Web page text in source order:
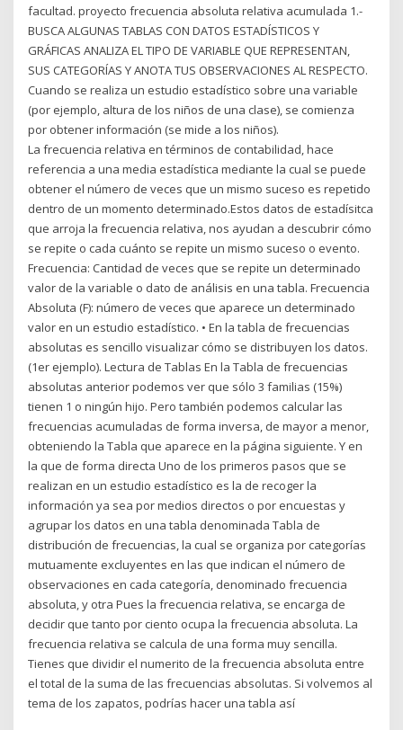
facultad. proyecto frecuencia absoluta relativa acumulada 1.-
BUSCA ALGUNAS TABLAS CON DATOS ESTADÍSTICOS Y
GRÁFICAS ANALIZA EL TIPO DE VARIABLE QUE REPRESENTAN,
SUS CATEGORÍAS Y ANOTA TUS OBSERVACIONES AL RESPECTO.
Cuando se realiza un estudio estadístico sobre una variable
(por ejemplo, altura de los niños de una clase), se comienza
por obtener información (se mide a los niños).
La frecuencia relativa en términos de contabilidad, hace
referencia a una media estadística mediante la cual se puede
obtener el número de veces que un mismo suceso es repetido
dentro de un momento determinado.Estos datos de estadísitca
que arroja la frecuencia relativa, nos ayudan a descubrir cómo
se repite o cada cuánto se repite un mismo suceso o evento.
Frecuencia: Cantidad de veces que se repite un determinado
valor de la variable o dato de análisis en una tabla. Frecuencia
Absoluta (F): número de veces que aparece un determinado
valor en un estudio estadístico. • En la tabla de frecuencias
absolutas es sencillo visualizar cómo se distribuyen los datos.
(1er ejemplo). Lectura de Tablas En la Tabla de frecuencias
absolutas anterior podemos ver que sólo 3 familias (15%)
tienen 1 o ningún hijo. Pero también podemos calcular las
frecuencias acumuladas de forma inversa, de mayor a menor,
obteniendo la Tabla que aparece en la página siguiente. Y en
la que de forma directa Uno de los primeros pasos que se
realizan en un estudio estadístico es la de recoger la
información ya sea por medios directos o por encuestas y
agrupar los datos en una tabla denominada Tabla de
distribución de frecuencias, la cual se organiza por categorías
mutuamente excluyentes en las que indican el número de
observaciones en cada categoría, denominado frecuencia
absoluta, y otra Pues la frecuencia relativa, se encarga de
decidir que tanto por ciento ocupa la frecuencia absoluta. La
frecuencia relativa se calcula de una forma muy sencilla.
Tienes que dividir el numerito de la frecuencia absoluta entre
el total de la suma de las frecuencias absolutas. Si volvemos al
tema de los zapatos, podrías hacer una tabla así